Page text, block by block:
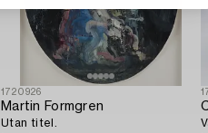
1720926
Martin Formgren
Utan titel.